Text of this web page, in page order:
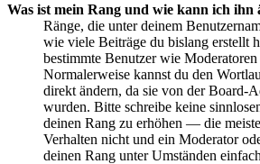
Was ist mein Rang und wie kann ich ihn
Ränge, die unter deinem
wie viele Beiträge du bislang erstellt
bestimmte Benutzer wie
Normalerweise kannst du den
direkt ändern, da sie von der Board-
wurden. Bitte schreibe keine
deinen Rang zu erhöhen — die
Verhalten nicht und ein Moderator
deinen Rang unter Umständen